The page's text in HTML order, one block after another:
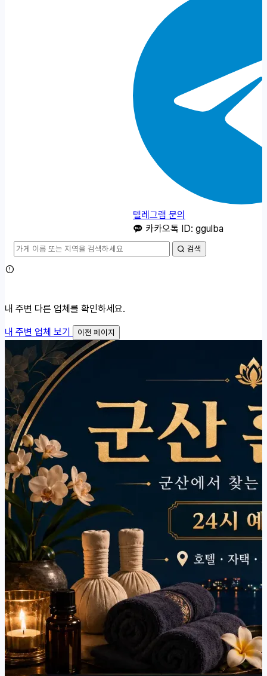
텔레그램 문의
카카오톡 ID: ggulba
검색
내 주변 다른 업체를 확인하세요.
내 주변 업체 보기
이전 페이지